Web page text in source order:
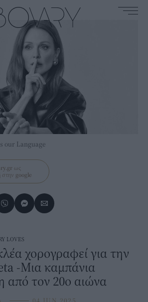
our Language
ως
στην google
LOVES
χορογραφεί για την
-Μια καμπάνια
από τον 20ο αιώνα